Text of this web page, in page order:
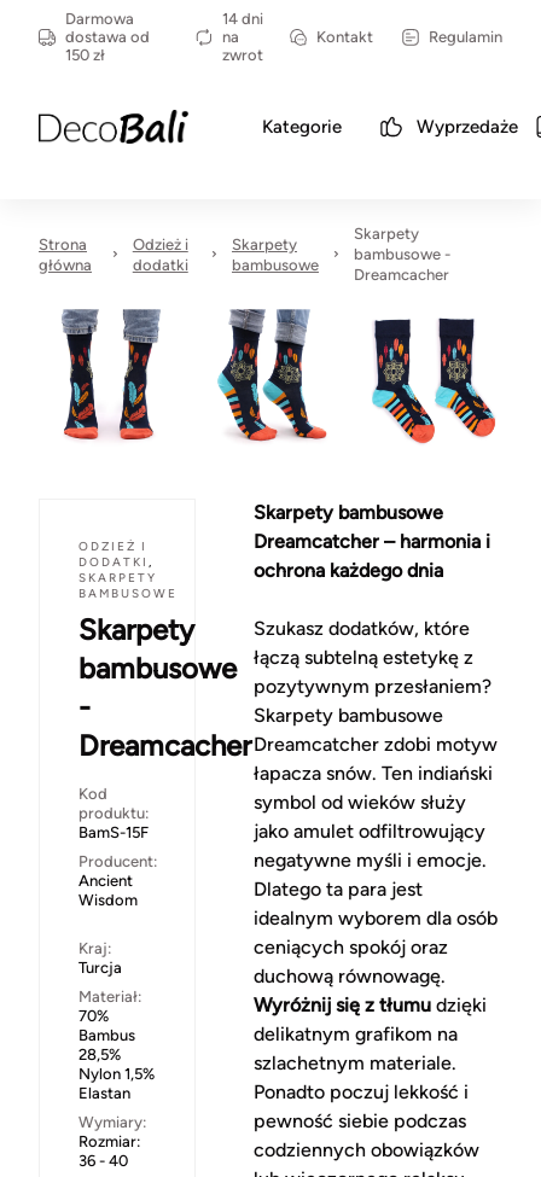
Darmowa
dostawa od
150 zł
14 dni
na
zwrot
Kontakt Regulamin
Kategorie Wyprzedaże
Strona
główna
Odzież i
dodatki
Skarpety
bambusowe
Skarpety
bambusowe -
Dreamcacher
ODZIEŻ I
DODATKI ,
SKARPETY
BAMBUSOWE
Skarpety
bambusowe
-
Dreamcacher
Kod
produktu:
BamS-15F
Producent:
Ancient
Wisdom
Kraj:
Turcja
Materiał:
70%
Bambus
28,5%
Nylon 1,5%
Elastan
Wymiary:
Rozmiar:
36 - 40
Skarpety bambusowe
Dreamcatcher – harmonia i
ochrona każdego dnia
Szukasz dodatków, które
łączą subtelną estetykę z
pozytywnym przesłaniem?
Skarpety bambusowe
Dreamcatcher zdobi motyw
łapacza snów. Ten indiański
symbol od wieków służy
jako amulet odfiltrowujący
negatywne myśli i emocje.
Dlatego ta para jest
idealnym wyborem dla osób
ceniących spokój oraz
duchową równowagę.
Wyróżnij się z tłumudzięki
delikatnym grafikom na
szlachetnym materiale.
Ponadto poczuj lekkość i
pewność siebie podczas
codziennych obowiązków